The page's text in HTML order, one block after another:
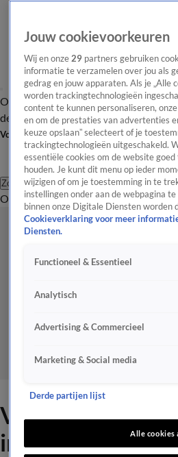
OverzichtAfleveringen Entertainment
de redactieNieuwsbrief
Volg Shownieuws
Zoeken
OverzichtEntertainment
Volgers
indruk van
Jouw cookievoorkeuren
Wij en onze 29 partners gebruiken
informatie te verzamelen over jou als
gedrag en jouw apparaten. Als je „Alle
worden trackingtechnologieën
content te kunnen personaliseren,
en om de prestaties van advertenties
keuze opslaan” selecteert of je
trackingtechnologieën uitgeschakeld.
essentiële cookies om de website
houden. Je kunt dit menu op ieder
wijzigen of om je toestemming in te
instellingen onder aan de webpagina
binnen onze Digitale Diensten worden
Cookieverklaring voor meer
Diensten.
Functioneel & Essentieel
Analytisch
Advertising & Commercieel
Marketing & Social media
Derde partijen lijst
Alle cookies